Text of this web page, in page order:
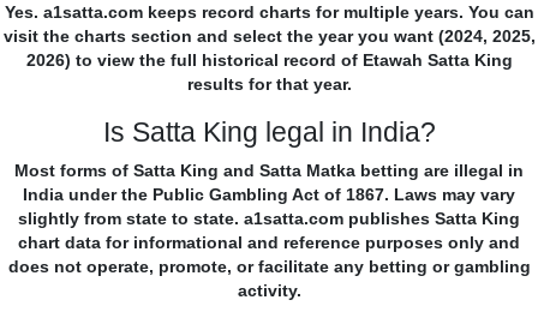
Yes. a1satta.com keeps record charts for multiple years. You can
visit the charts section and select the year you want (2024, 2025,
2026) to view the full historical record of Etawah Satta King
results for that year.
Is Satta King legal in India?
Most forms of Satta King and Satta Matka betting are illegal in
India under the Public Gambling Act of 1867. Laws may vary
slightly from state to state. a1satta.com publishes Satta King
chart data for informational and reference purposes only and
does not operate, promote, or facilitate any betting or gambling
activity.